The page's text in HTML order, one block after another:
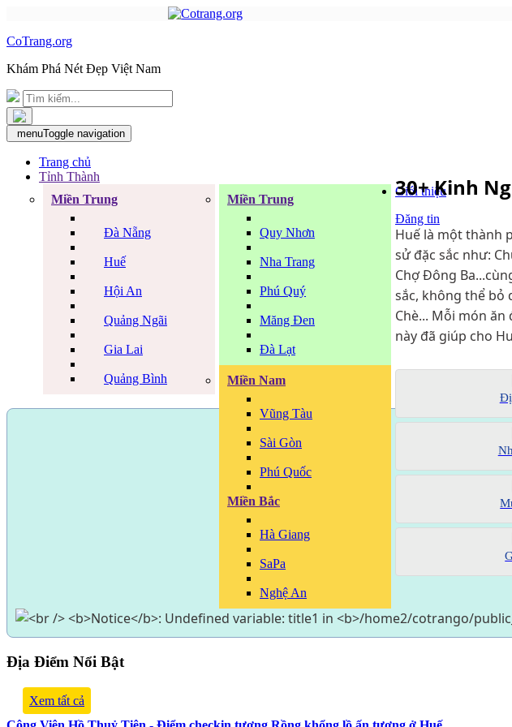
CoTrang.org
Khám Phá Nét Đẹp Việt Nam
menuToggle navigation
Trang chủ
Tỉnh Thành
Miền Trung
Đà Nẵng
Huế
Hội An
Quảng Ngãi
Gia Lai
Quảng Bình
Miền Trung
Quy Nhơn
Nha Trang
Phú Quý
Măng Đen
Đà Lạt
Miền Nam
Vũng Tàu
Sài Gòn
Phú Quốc
Miền Bắc
Hà Giang
SaPa
Nghệ An
Giới thiệu
Đăng tin
30+ Kinh
Huế là một thành
sử đặc sắc như:
Chợ Đông
sắc, không thể bỏ
Chè... Mỗi món
này đã giúp cho
Địa Điểm Nổi Bật
Xem tất cả